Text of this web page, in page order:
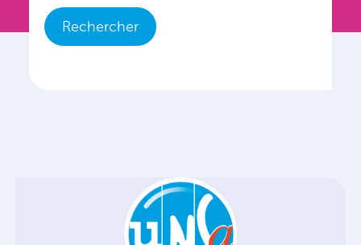
Rechercher